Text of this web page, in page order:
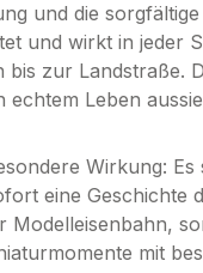
und die
und wirkt in jeder
zur Landstraße.
Leben
Wirkung:
eine Geschichte
Modelleisenbahn,
mit